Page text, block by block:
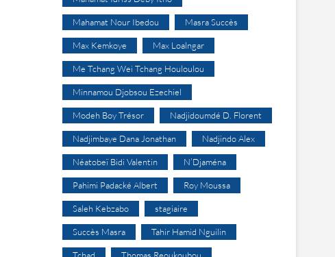
Mahamat Nour Ibedou Masra Succès
Max Kemkoye Max Loalngar
Me Tchang Wei Tchang Houloulou
Minnamou Djobsou Ezechiel
Modeh Boy Trésor Nadjidoumdé D. Florent
Nadjimbaye Dana Jonathan Nadjindo Alex
Néatobeï Bidi Valentin N’Djaména
Pahimi Padacké Albert Roy Moussa
Saleh Kebzabo stagiaire
Succès Masra Tahir Hamid Nguilin